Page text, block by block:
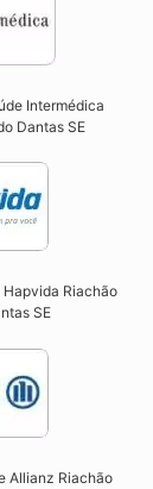
Intermédica
Dantas SE​
Hapvida Riachão
SE​
Allianz Riachão